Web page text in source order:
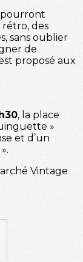
pourront
des
sans oublier
de
proposé aux
, la place
»
et d’un
Vintage